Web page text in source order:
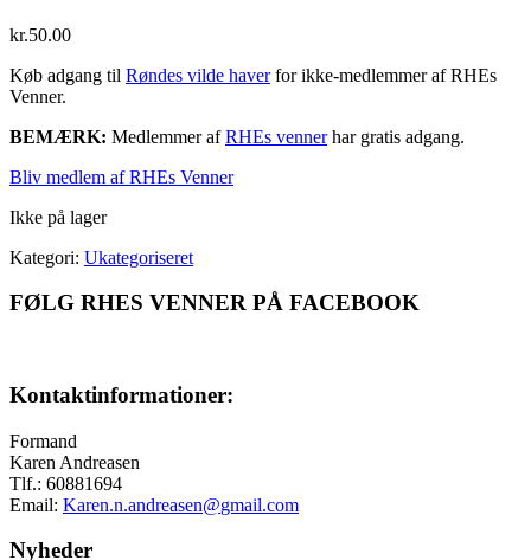
kr.50.00
Køb adgang til Røndes vilde haverfor ikke-medlemmer af RHEs
Venner.
BEMÆRK: Medlemmer afRHEs vennerhar gratis adgang.
Bliv medlem af RHEs Venner
Ikke på lager
Kategori: Ukategoriseret
FØLG RHES VENNER PÅ FACEBOOK
Kontaktinformationer:
Formand
Karen Andreasen
Tlf.: 60881694
Email: Karen.n.andreasen@gmail.com
Nyheder